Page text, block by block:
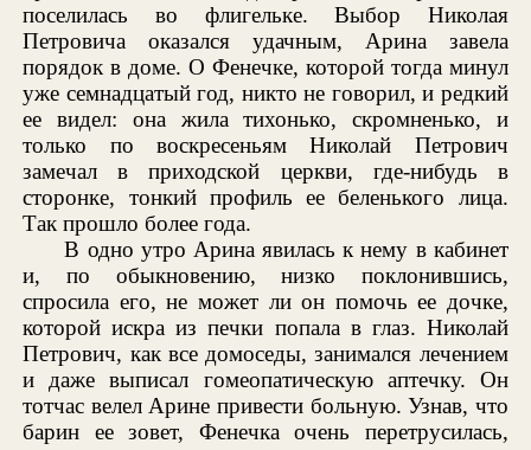
поселилась во флигельке. Выбор Николая
Петровича оказался удачным, Арина завела
порядок в доме. О Фенечке, которой тогда минул
уже семнадцатый год, никто не говорил, и редкий
ее видел: она жила тихонько, скромненько, и
только по воскресеньям Николай Петрович
замечал в приходской церкви, где-нибудь в
сторонке, тонкий профиль ее беленького лица.
Так прошло более года.
В одно утро Арина явилась к нему в кабинет
и, по обыкновению, низко поклонившись,
спросила его, не может ли он помочь ее дочке,
которой искра из печки попала в глаз. Николай
Петрович, как все домоседы, занимался лечением
и даже выписал гомеопатическую аптечку. Он
тотчас велел Арине привести больную. Узнав, что
барин ее зовет, Фенечка очень перетрусилась,